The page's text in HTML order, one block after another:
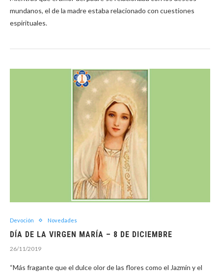
mundanos, el de la madre estaba relacionado con cuestiones
espirituales.
Devoción Novedades
DÍA DE LA VIRGEN MARÍA – 8 DE DICIEMBRE
26/11/2019
“Más fragante que el dulce olor de las flores como el Jazmín y el